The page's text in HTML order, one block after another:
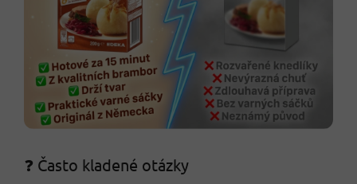
❓ Často kladené otázky